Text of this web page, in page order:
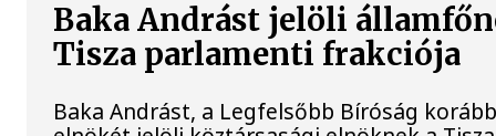
Baka Andrást jelöli
Tisza parlamenti frakciója
Baka Andrást, a Legfelsőbb Bíróság